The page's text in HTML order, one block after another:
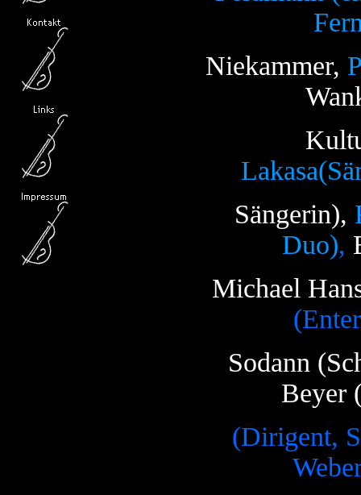
Niekammer,
Sängerin),
Duo),
Michael
Sodann
Beyer
(Dirigent,